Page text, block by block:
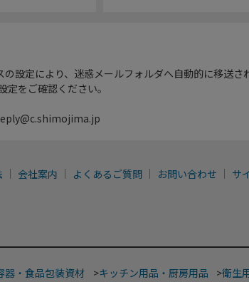
設定により、迷惑メールフォルダへ自動的に移送さ
をご確認ください。
会社案内 よくあるご質問 お問い合わせ サ
器・食品包装資材 >キッチン用品・厨房用品 >衛生